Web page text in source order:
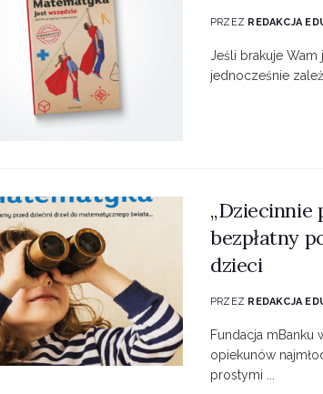
PRZEZ REDAKCJA
Jeśli brakuje
jednocześnie
„Dziecinnie
bezpłatny
dzieci
PRZEZ REDAKCJA
Fundacja mBanku
opiekunów
prostymi ...